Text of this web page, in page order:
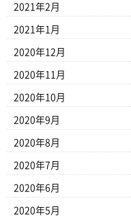
2021年2月
2021年1月
2020年12月
2020年11月
2020年10月
2020年9月
2020年8月
2020年7月
2020年6月
2020年5月